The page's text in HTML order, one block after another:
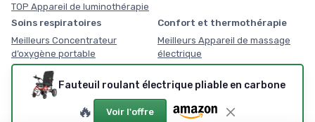
Fauteuil roulant électrique pliable en carbone
🔥 Voir l'offre
TOP Appareil de luminothérapie
Soins respiratoires
Meilleurs Concentrateur
d’oxygène portable
Comparatif Masque CPAP
TOP Douche nasale électrique
Confort et thermothérapie
Meilleurs Appareil de massage
électrique
Comparatif Fauteuils de
massage
TOP Coussin chauffant
Équipement médical du
Mobilité senior et PMR